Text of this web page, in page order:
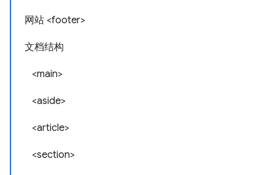
网站 <footer>
文档结构
<main>
<aside>
<article>
<section>